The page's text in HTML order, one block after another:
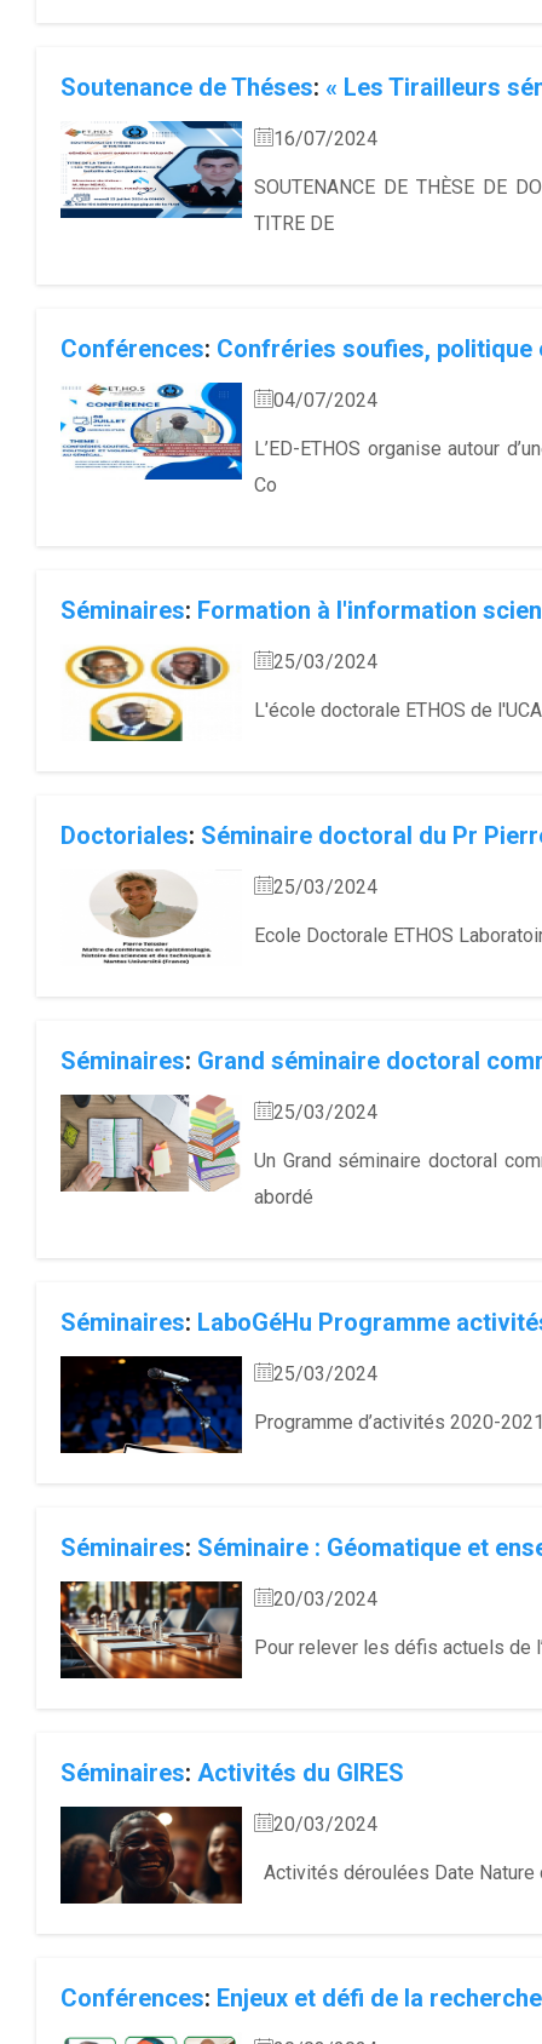
Soutenance de Théses: « Les Tirailleurs
16/07/2024
SOUTENANCE DE THÈSE DE
TITRE DE
Conférences: Confréries soufies, politique
04/07/2024
L’ED-ETHOS organise autour
Co
Séminaires: Formation à l'information
25/03/2024
L'école doctorale ETHOS de
Doctoriales: Séminaire doctoral du Pr
25/03/2024
Ecole Doctorale ETHOS
Séminaires: Grand séminaire doctoral
25/03/2024
Un Grand séminaire doctoral
abordé
Séminaires: LaboGéHu Programme
25/03/2024
Programme d’activités 2020-
Séminaires: Séminaire : Géomatique et
20/03/2024
Pour relever les défis actuels de
Séminaires: Activités du GIRES
20/03/2024
Activités déroulées Date
Conférences: Enjeux et défi de la